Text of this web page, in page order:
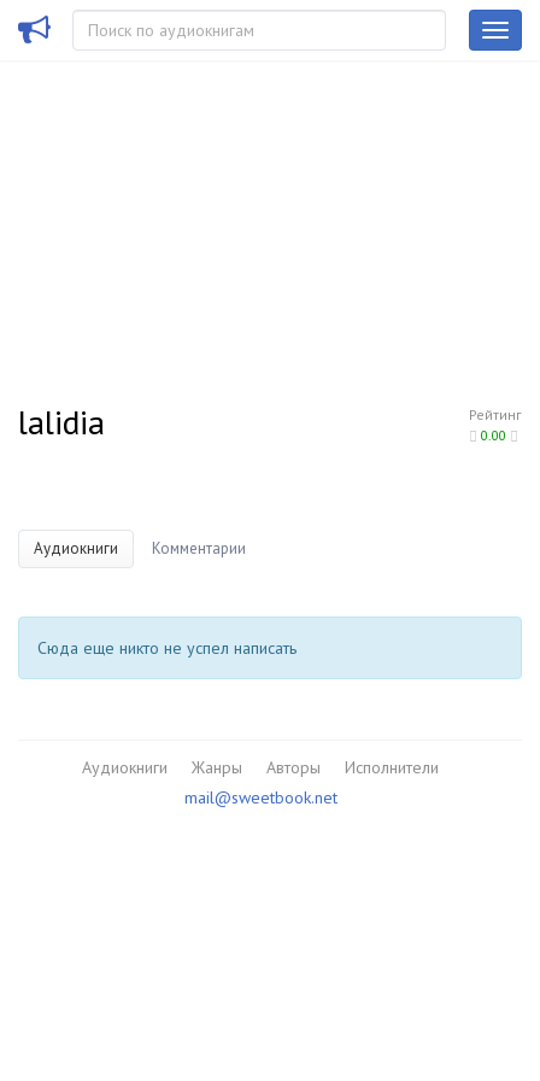
Рейтинг
0.00
lalidia
Аудиокниги Комментарии
Сюда еще никто не успел написать
Аудиокниги Жанры Авторы
Исполнители
mail@sweetbook.net